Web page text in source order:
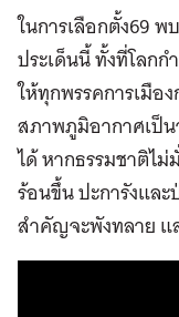
ในการเลือกตั้ง69
ประเด็นนี้ ทั้งที่โลกก
ให้ทุกพรรคการเมื
สภาพภูมิอากาศเป็น
ได้ หากธรรมชาติไ
ร้อนขึ้น ปะการังแล
สำคัญจะพังทลาย แ